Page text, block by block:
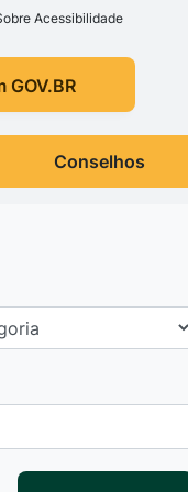
Acessibilidade
GOV.BR
Conselhos